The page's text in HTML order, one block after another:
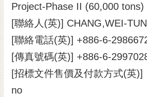
Project-Phase II (60,000 tons)
[聯絡人(英)] CHANG,WEI-
[聯絡電話(英)] +886-6-
[傳真號碼(英)] +886-6-
[招標文件售價及付款方式(英)]
no